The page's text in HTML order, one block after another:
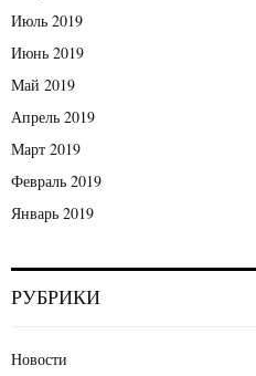
Июль 2019
Июнь 2019
Май 2019
Апрель 2019
Март 2019
Февраль 2019
Январь 2019
РУБРИКИ
Новости